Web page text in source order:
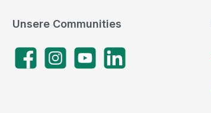
Unsere Communities
FacebookInstagramYouTubeLinkedIn